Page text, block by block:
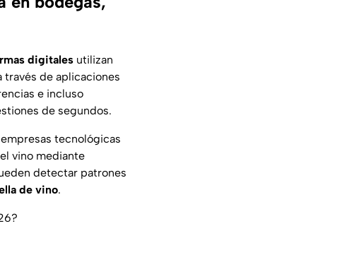
digitales utilizan
través de aplicaciones
e incluso
de segundos.
tecnológicas
vino mediante
detectar patrones
de vino.